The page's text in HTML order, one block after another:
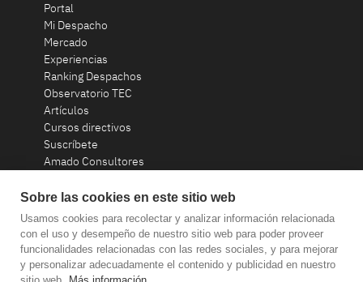
Portal
Mi Despacho
Mercado
Experiencias
Ranking Despachos
Observatorio TEC
Artículos
Cursos directivos
Suscríbete
Amado Consultores
Contacto
consultoria@amadoconsultores.com
+34 93 319 58 20
Sobre las cookies en este sitio web
Usamos cookies para recolectar y analizar información relacionada
con el uso y desempeño de nuestro sitio web para poder proveer
funcionalidades relacionadas con las redes sociales, y para mejorar
y personalizar adecuadamente el contenido y publicidad en nuestro